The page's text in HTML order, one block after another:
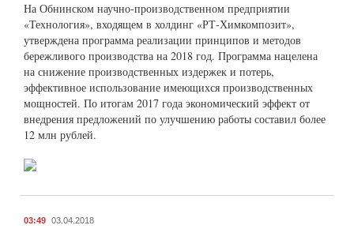
На Обнинском научно-производственном предприятии
«Технология», входящем в холдинг «РТ-Химкомпозит»,
утверждена программа реализации принципов и методов
бережливого производства на 2018 год. Программа нацелена
на снижение производственных издержек и потерь,
эффективное использование имеющихся производственных
мощностей. По итогам 2017 года экономический эффект от
внедрения предложений по улучшению работы составил более
12 млн рублей.
03:49 03.04.2018